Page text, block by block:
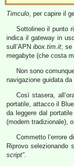
Timculo, per capire il
Sottolineo il punto
indica il gateway in
sull’APNibox.tim.it; se
megabyte (che costa
Non sono
navigazione guidata
Così stasera,
portatile, attacco il
da leggere dal
(modem tradizionale),
Commetto l’errore
Riprovo selezionando
script”.